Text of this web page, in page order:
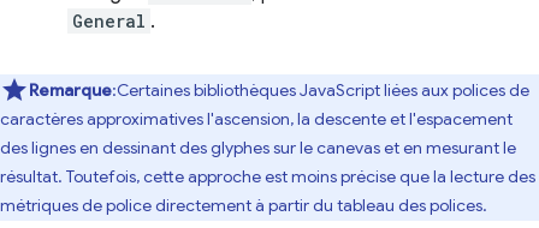
General .
Remarque:Certaines bibliothèques JavaScript liées aux polices de
caractères approximatives l'ascension, la descente et l'espacement
des lignes en dessinant des glyphes sur le canevas et en mesurant le
résultat. Toutefois, cette approche est moins précise que la lecture des
métriques de police directement à partir du tableau des polices.